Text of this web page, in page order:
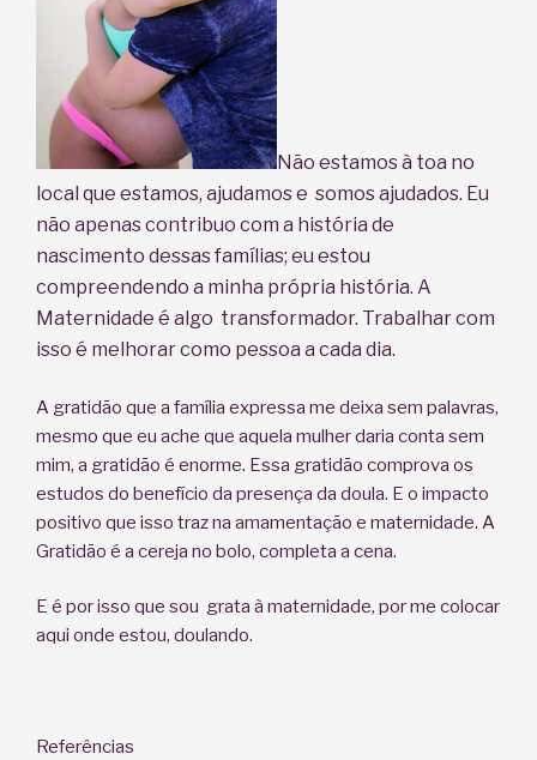
Não estamos à toa no
local que estamos, ajudamos e somos ajudados. Eu
não apenas contribuo com a história de
nascimento dessas famílias; eu estou
compreendendo a minha própria história. A
Maternidade é algo transformador. Trabalhar com
isso é melhorar como pessoa a cada dia.
A gratidão que a família expressa me deixa sem palavras,
mesmo que eu ache que aquela mulher daria conta sem
mim, a gratidão é enorme. Essa gratidão comprova os
estudos do benefício da presença da doula. E o impacto
positivo que isso traz na amamentação e maternidade. A
Gratidão é a cereja no bolo, completa a cena.
E é por isso que sou grata à maternidade, por me colocar
aqui onde estou, doulando.
Referências